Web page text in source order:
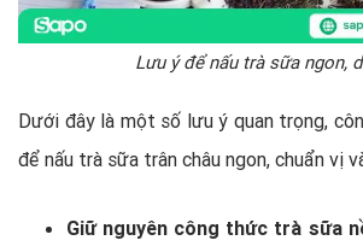
Lưu ý để nấu trà sữa ngon,
Dưới đây là một số lưu ý quan trọng,
để nấu trà sữa trân châu ngon, chuẩn vị
Giữ nguyên công thức trà sữa